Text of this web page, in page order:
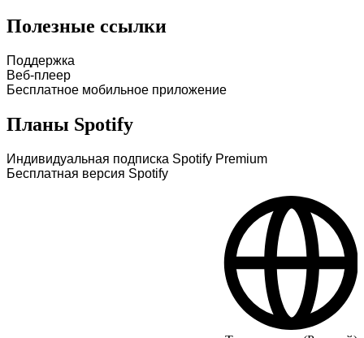
Полезные ссылки
Поддержка
Веб-плеер
Бесплатное мобильное приложение
Планы Spotify
Индивидуальная подписка Spotify Premium
Бесплатная версия Spotify